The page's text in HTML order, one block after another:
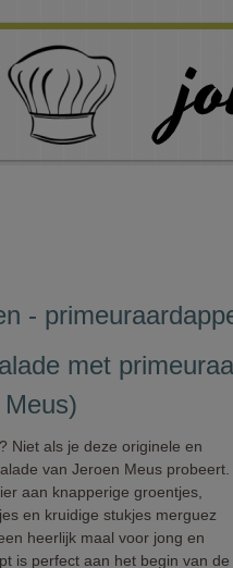
-
met
Niet als je deze originele en
van Jeroen Meus probeert.
aan knapperige groentjes,
en kruidige stukjes merguez
heerlijk maal voor jong en
is perfect aan het begin van de